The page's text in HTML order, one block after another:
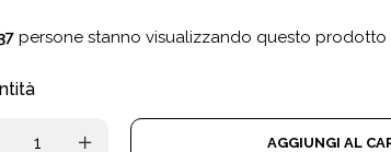
persone stanno visualizzando questo
AGGIUNGI AL